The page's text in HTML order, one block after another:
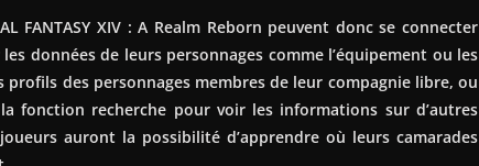
FANTASY XIV : A Realm Reborn peuvent donc se connecter
données de leurs personnages comme l’équipement ou les
des personnages membres de leur compagnie libre, ou
fonction recherche pour voir les informations sur d’autres
auront la possibilité d’apprendre où leurs camarades